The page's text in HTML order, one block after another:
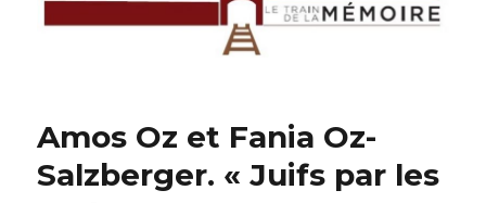
Amos Oz et Fania Oz-
Salzberger. « Juifs par les